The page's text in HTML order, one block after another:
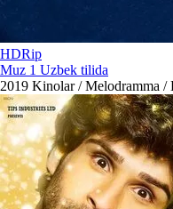
HDRip
Muz 1 Uzbek tilida
2019 Kinolar / Melodramma /